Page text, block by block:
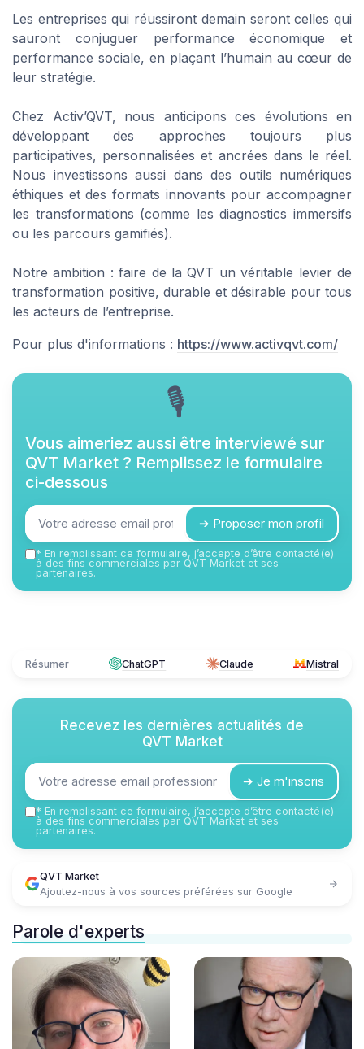
Les entreprises qui réussiront demain seront celles qui
sauront conjuguer performance économique et
performance sociale, en plaçant l’humain au cœur de
leur stratégie.
Chez Activ’QVT, nous anticipons ces évolutions en
développant des approches toujours plus
participatives, personnalisées et ancrées dans le réel.
Nous investissons aussi dans des outils numériques
éthiques et des formats innovants pour accompagner
les transformations (comme les diagnostics immersifs
ou les parcours gamifiés).
Notre ambition : faire de la QVT un véritable levier de
transformation positive, durable et désirable pour tous
les acteurs de l’entreprise.
Pour plus d'informations : https://www.activqvt.com/
🎙
Vous aimeriez aussi être interviewé sur
QVT Market ? Remplissez le formulaire
ci-dessous
➔ Proposer mon profil
* En remplissant ce formulaire, j’accepte d’être contacté(e)
à des fins commerciales par QVT Market et ses
partenaires.
Résumer ChatGPT Claude Mistral
Recevez les dernières actualités de
QVT Market
➔ Je m'inscris
* En remplissant ce formulaire, j’accepte d’être contacté(e)
à des fins commerciales par QVT Market et ses
partenaires.
QVT Market
Ajoutez-nous à vos sources préférées sur Google
Parole d'experts